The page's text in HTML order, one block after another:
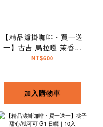
【精品濾掛咖啡・買一送
一】古吉 烏拉嘎 茉香柚
TOP G1｜10入
NT$600
加入購物車